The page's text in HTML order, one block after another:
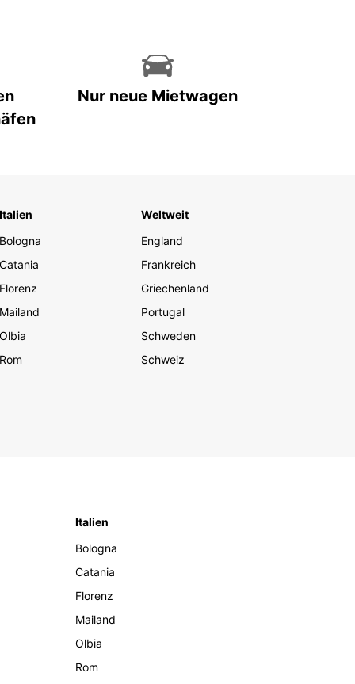
Nur neue Mietwagen
Italien
Bologna
Catania
Florenz
Mailand
Olbia
Rom
Weltweit
England
Frankreich
Griechenland
Portugal
Schweden
Schweiz
Italien
Bologna
Catania
Florenz
Mailand
Olbia
Rom